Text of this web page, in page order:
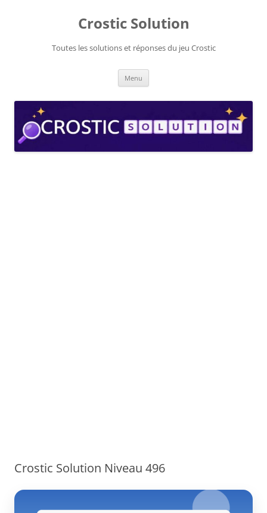
Crostic Solution
Toutes les solutions et réponses du jeu Crostic
Menu
Crostic Solution Niveau 496